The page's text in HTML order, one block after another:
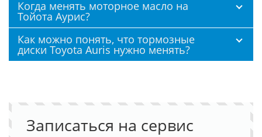
Когда менять моторное масло на
Тойота Аурис?
Как можно понять, что тормозные
диски Toyota Auris нужно менять?
Записаться на сервис